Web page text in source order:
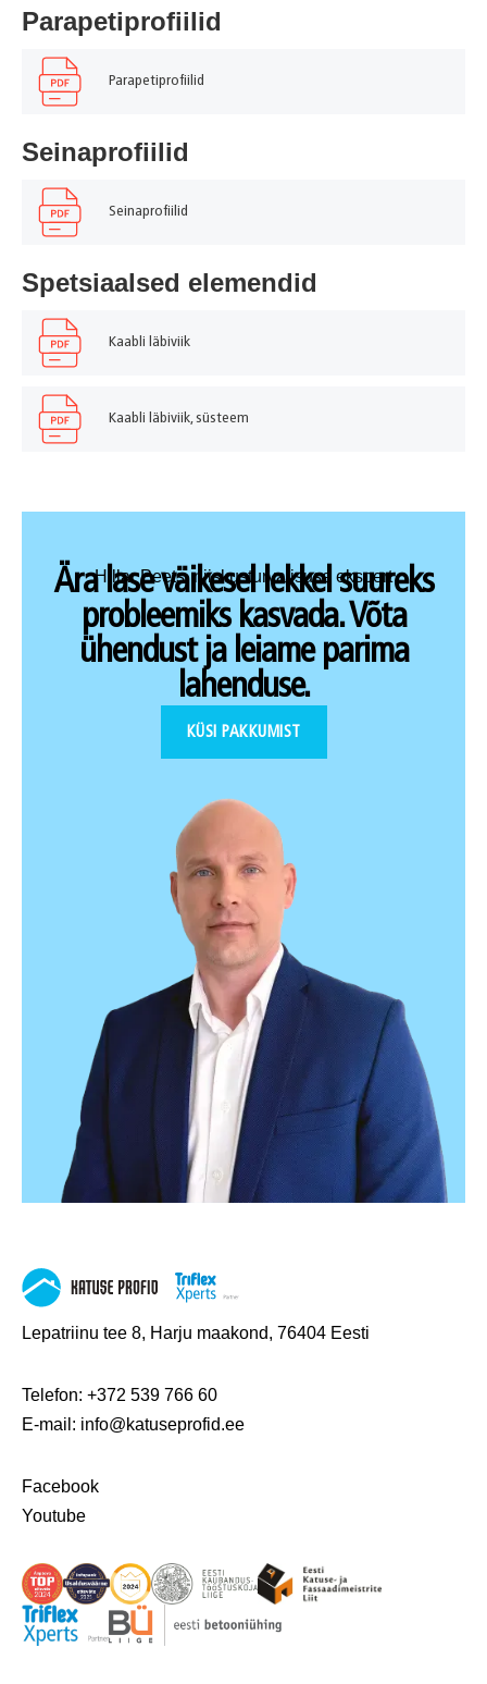
Parapetiprofiilid
Parapetiprofiilid
Seinaprofiilid
Seinaprofiilid
Spetsiaalsed elemendid
Kaabli läbiviik
Kaabli läbiviik, süsteem
Hillar Peets, niiskusturvalisuse ekspert
Ära lase väikesel lekkel suureks
probleemiks kasvada. Võta
ühendust ja leiame parima
lahenduse.
KÜSI PAKKUMIST
Lepatriinu tee 8, Harju maakond, 76404 Eesti
Telefon: +372 539 766 60
E-mail: info@katuseprofid.ee
Facebook
Youtube